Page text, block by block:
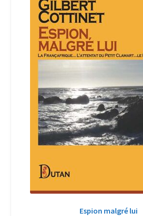
Login Customizer
Newsletter
Nous Contacter
Politique de confidentialité et cookies
Qui sommes-nous ?
Soutien à Philippe Randa
Suivi de la Commande
Espion malgré lui